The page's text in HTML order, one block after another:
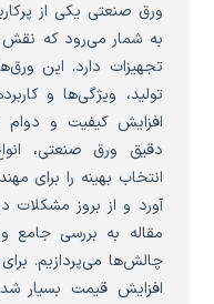
ورق صنعتی یکی از
به شمار می‌رود که
تجهیزات دارد. این
تولید، ویژگی‌ها و
افزایش کیفیت و
دقیق ورق صنعتی،
انتخاب بهینه را برای
آورد و از بروز مشکلات
مقاله به بررسی جامع
چالش‌ها می‌پردازیم.
افزایش قیمت بسیار